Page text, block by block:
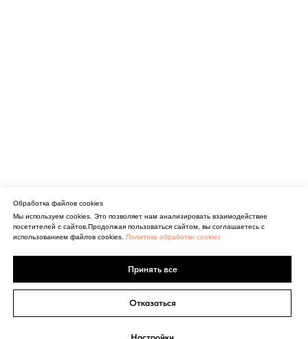
Обработка файлов cookies
Мы используем cookies. Это позволяет нам анализировать взаимодействие
посетителей с сайтов.Продолжая пользоваться сайтом, вы соглашаетесь с
использованием файлов cookies. Политика обработки cookies
Принять все
Отказаться